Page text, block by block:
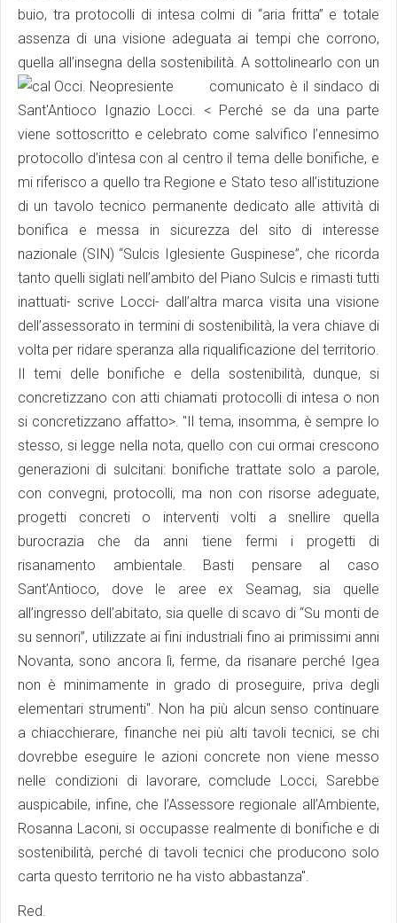
buio, tra protocolli di intesa colmi di “aria fritta” e totale
assenza di una visione adeguata ai tempi che corrono,
quella all’insegna della sostenibilità.A sottolinearlo con un
comunicato è il sindaco di
Sant'Antioco Ignazio Locci. < Perché se da una parte
viene sottoscritto e celebrato come salvifico l’ennesimo
protocollo d’intesa con al centro il tema delle bonifiche, e
mi riferisco a quello tra Regione e Stato teso all’istituzione
di un tavolo tecnico permanente dedicato alle attività di
bonifica e messa in sicurezza del sito di interesse
nazionale (SIN) “Sulcis Iglesiente Guspinese”, che ricorda
tanto quelli siglati nell’ambito del Piano Sulcis e rimasti tutti
inattuati- scrive Locci- dall’altra marca visita una visione
dell’assessorato in termini di sostenibilità, la vera chiave di
volta per ridare speranza alla riqualificazione del territorio.
Il temi delle bonifiche e della sostenibilità, dunque, si
concretizzano con atti chiamati protocolli di intesa o non
si concretizzano affatto>. "Il tema, insomma, è sempre lo
stesso, si legge nella nota, quello con cui ormai crescono
generazioni di sulcitani: bonifiche trattate solo a parole,
con convegni, protocolli, ma non con risorse adeguate,
progetti concreti o interventi volti a snellire quella
burocrazia che da anni tiene fermi i progetti di
risanamento ambientale. Basti pensare al caso
Sant’Antioco, dove le aree ex Seamag, sia quelle
all’ingresso dell’abitato, sia quelle di scavo di “Su monti de
su sennori”, utilizzate ai fini industriali fino ai primissimi anni
Novanta, sono ancora lì, ferme, da risanare perché Igea
non è minimamente in grado di proseguire, priva degli
elementari strumenti". Non ha più alcun senso continuare
a chiacchierare, finanche nei più alti tavoli tecnici, se chi
dovrebbe eseguire le azioni concrete non viene messo
nelle condizioni di lavorare, comclude Locci, Sarebbe
auspicabile, infine, che l’Assessore regionale all’Ambiente,
Rosanna Laconi, si occupasse realmente di bonifiche e di
sostenibilità, perché di tavoli tecnici che producono solo
carta questo territorio ne ha visto abbastanza".
Red.